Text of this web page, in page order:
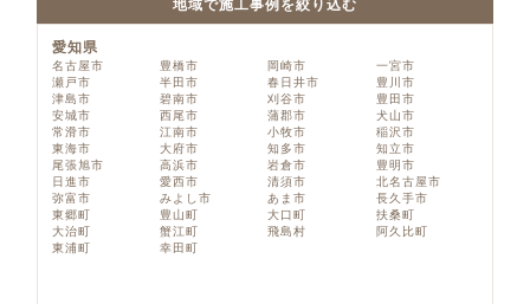
地域で施工事例を絞り込む
愛知県
名古屋市 豊橋市 岡崎市
一宮市
瀬戸市
半田市 春日井市
豊川市
津島市
碧南市 刈谷市
豊田市
安城市
西尾市 蒲郡市
犬山市
常滑市
江南市 小牧市
稲沢市
東海市
大府市 知多市
知立市
尾張旭市
高浜市 岩倉市
豊明市
日進市
愛西市 清須市
北名古屋市
弥富市
みよし市 あま市
長久手市
東郷町
豊山町 大口町
扶桑町
大治町
蟹江町 飛島村
阿久比町
東浦町
幸田町